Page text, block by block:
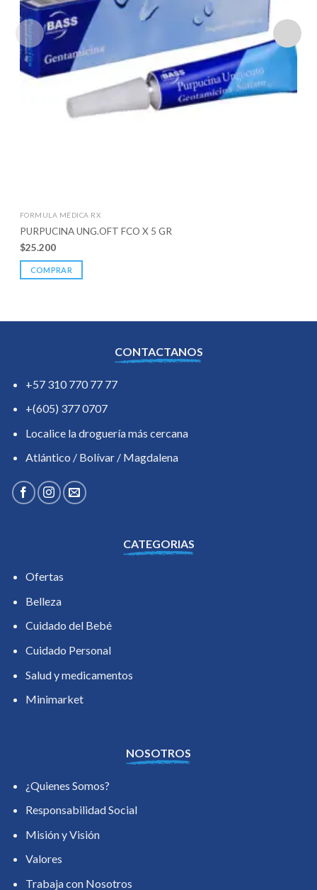
FORMULA MÉDICA RX
PURPUCINA UNG.OFT FCO X 5 GR
$25.200
COMPRAR
CONTACTANOS
+57 310 770 77 77
+(605) 377 0707
Localice la droguería más cercana
Atlántico / Bolívar / Magdalena
CATEGORIAS
Ofertas
Belleza
Cuidado del Bebé
Cuidado Personal
Salud y medicamentos
Minimarket
NOSOTROS
¿Quienes Somos?
Responsabilidad Social
Misión y Visión
Valores
Trabaja con Nosotros